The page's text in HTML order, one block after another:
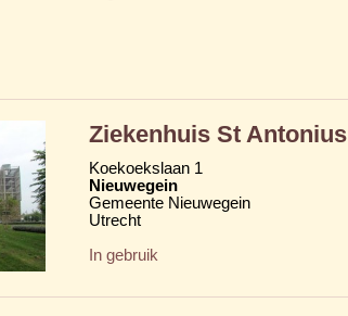
Ziekenhuis St Antonius
Koekoekslaan 1
Nieuwegein
Gemeente Nieuwegein
Utrecht
In gebruik